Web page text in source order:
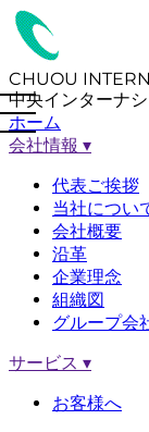
CHUOU
中央インターナ
ホーム
会社情報 ▾
代表ご挨拶
当社につい
会社概要
沿革
企業理念
組織図
グループ会
サービス ▾
お客様へ